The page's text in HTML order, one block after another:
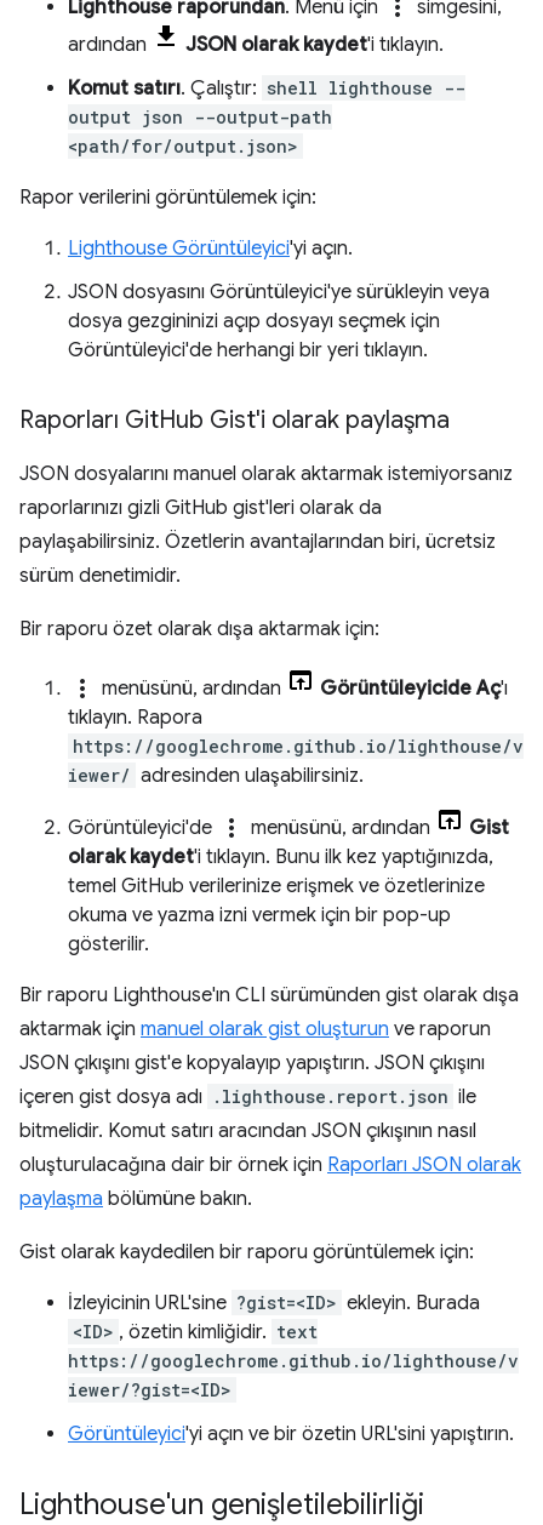
Lighthouse raporundan. Menü için more_vert
simgesini,
ardından
JSON olarak kaydet'i tıklayın.
Komut satırı. Çalıştır: shell lighthouse --
output json --output-path
<path/for/output.json>
Rapor verilerini görüntülemek için:
Lighthouse Görüntüleyici'yi açın.
JSON dosyasını Görüntüleyici'ye sürükleyin veya
dosya gezgininizi açıp dosyayı seçmek için
Görüntüleyici'de herhangi bir yeri tıklayın.
Raporları GitHub Gist'i olarak paylaşma
JSON dosyalarını manuel olarak aktarmak istemiyorsanız
raporlarınızı gizli GitHub gist'leri olarak da
paylaşabilirsiniz. Özetlerin avantajlarından biri, ücretsiz
sürüm denetimidir.
Bir raporu özet olarak dışa aktarmak için:
more_vert menüsünü, ardından Görüntüleyicide Aç'ı
tıklayın. Rapora
https://googlechrome.github.io/lighthouse/v
iewer/ adresinden ulaşabilirsiniz.
Görüntüleyici'de more_vert menüsünü, ardından
Gist
olarak kaydet'i tıklayın. Bunu ilk kez yaptığınızda,
temel GitHub verilerinize erişmek ve özetlerinize
okuma ve yazma izni vermek için bir pop-up
gösterilir.
Bir raporu Lighthouse'ın CLI sürümünden gist olarak dışa
aktarmak için manuel olarak gist oluşturun ve raporun
JSON çıkışını gist'e kopyalayıp yapıştırın. JSON çıkışını
içeren gist dosya adı
.lighthouse.report.json ile
bitmelidir. Komut satırı aracından JSON çıkışının nasıl
oluşturulacağına dair bir örnek için Raporları JSON olarak
paylaşma bölümüne bakın.
Gist olarak kaydedilen bir raporu görüntülemek için:
İzleyicinin URL'sine ?gist=<ID> ekleyin. Burada
<ID> , özetin kimliğidir. text
https://googlechrome.github.io/lighthouse/v
iewer/?gist=<ID>
Görüntüleyici'yi açın ve bir özetin URL'sini yapıştırın.
Lighthouse'un genişletilebilirliği